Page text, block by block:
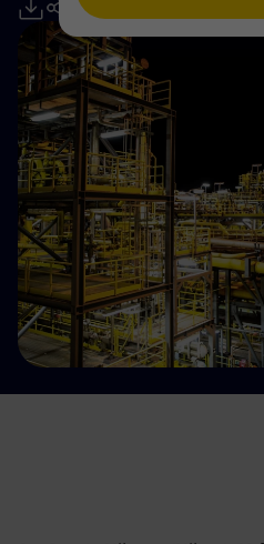
Modello satellitare
Energia accessibile
Innovazione
Scenari energetici
Attività nel mondo